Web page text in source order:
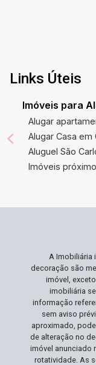
profissionais
acesso fácil
centros
valoriza ter
tranquilo e
apartamento
mais
experimente
ideal para
Links Úteis
Imóveis para
Alugar
Alugar Casa em
Aluguel São
Imóveis
A Imobiliária
decoração são
imóvel,
imobiliária
informação
sem aviso
aproximado,
de alteração no
imóvel anunciado
rotatividade. As